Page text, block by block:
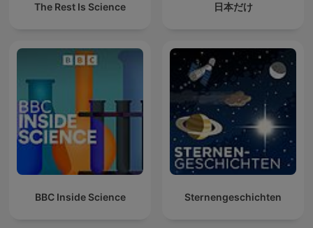
The Rest Is Science 日本だけ
BBC Inside Science Sternengeschichten